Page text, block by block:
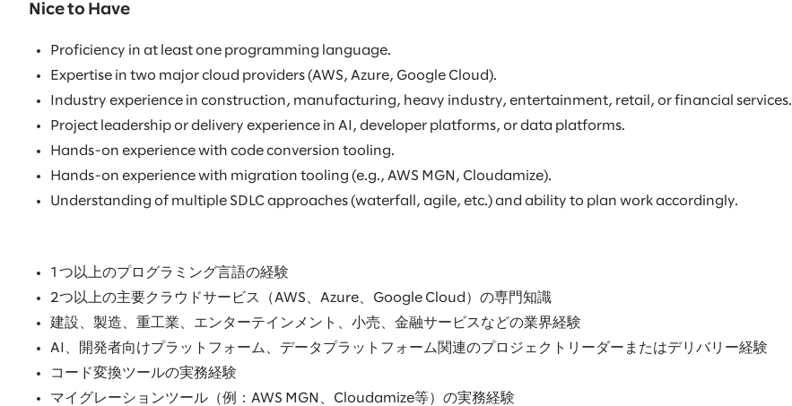
Nice to Have
Proficiency in at least one programming language.
Expertise in two major cloud providers (AWS, Azure, Google Cloud).
Industry experience in construction, manufacturing, heavy industry, entertainment, retail, or financial services.
Project leadership or delivery experience in AI, developer platforms, or data platforms.
Hands-on experience with code conversion tooling.
Hands-on experience with migration tooling (e.g., AWS MGN, Cloudamize).
Understanding of multiple SDLC approaches (waterfall, agile, etc.) and ability to plan work accordingly.
1つ以上のプログラミング言語の経験
2つ以上の主要クラウドサービス（AWS、Azure、Google Cloud）の専門知識
建設、製造、重工業、エンターテインメント、小売、金融サービスなどの業界経験
AI、開発者向けプラットフォーム、データプラットフォーム関連のプロジェクトリーダーまたはデリバリー経験
コード変換ツールの実務経験
マイグレーションツール（例：AWS MGN、Cloudamize等）の実務経験